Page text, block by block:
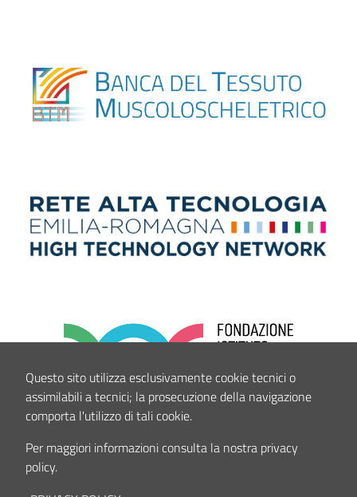
Questo sito utilizza esclusivamente cookie tecnici o
assimilabili a tecnici; la prosecuzione della navigazione
comporta l'utilizzo di tali cookie.
Per maggiori informazioni consulta la nostra privacy
policy.